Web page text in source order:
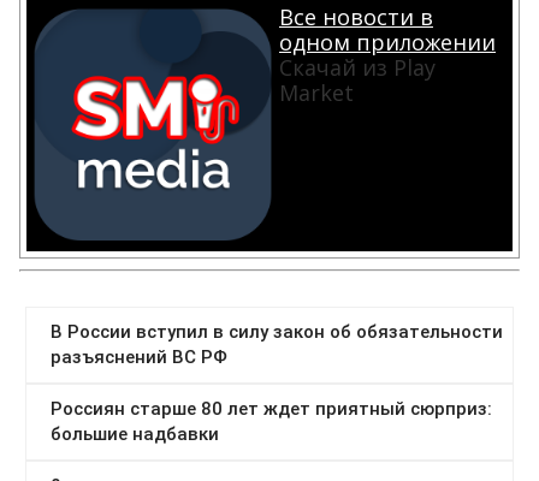
Все новости в
одном приложении
Скачай из Play
Market